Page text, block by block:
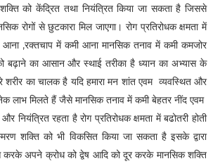
शक्ति को केंद्रित तथा नियंत्रित किया जा सकता है जिससे
रोगों से छुटकारा मिल जाएगा। रोग प्रतिरोधक क्षमता में
आना ,रक्तचाप में कमी आना मानसिक तनाव में कमी कमजोर
बढ़ाने का आसान और स्थाई तरीका है ध्यान का अभ्यास के
शरीर का चालक है यदि हमारा मन शांत एवम व्यवस्थित और
लाभ मिलते हैं जैसे मानसिक तनाव में कमी बेहतर नींद एवम
नियंत्रित रहता है रोग प्रतिरोधक क्षमता में बढोतरी होती
शक्ति को भी विकसित किया जा सकता है इसके द्वारा
करके अपने क्रोध को द्वेष आदि को दूर करके मानसिक शक्ति